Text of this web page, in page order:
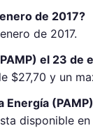
de 2017?
de 2017.
el 23 de
$27,70 y un
Energía
disponible